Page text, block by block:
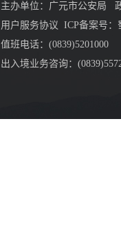
主办单位：广元市公安局
用户服务协议 ICP备案号：
值班电话：(0839)5201000
出入境业务咨询：